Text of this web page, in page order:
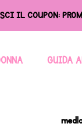
IL COUPON:
GUIDA